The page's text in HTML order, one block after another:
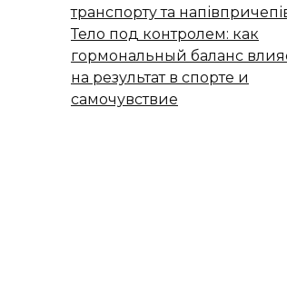
транспорту та
Тело под контролем: как
гормональный баланс
на результат в спорте и
самочувствие